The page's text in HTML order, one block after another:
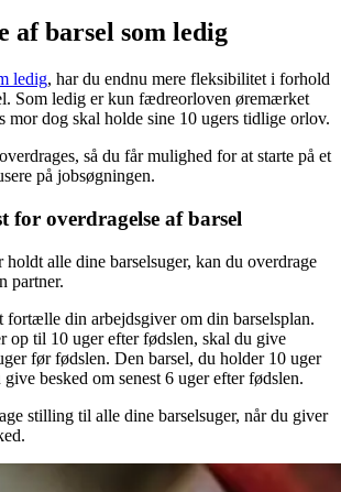
af barsel som ledig
ledig, har du endnu mere fleksibilitet i forhold
Som ledig er kun fædreorloven øremærket
mor dog skal holde sine 10 ugers tidlige orlov.
så du får mulighed for at starte på et
på jobsøgningen.
for overdragelse af barsel
alle dine barselsuger, kan du overdrage
partner.
fortælle din arbejdsgiver om din barselsplan.
op til 10 uger efter fødslen, skal du give
før fødslen. Den barsel, du holder 10 uger
besked om senest 6 uger efter fødslen.
stilling til alle dine barselsuger, når du giver